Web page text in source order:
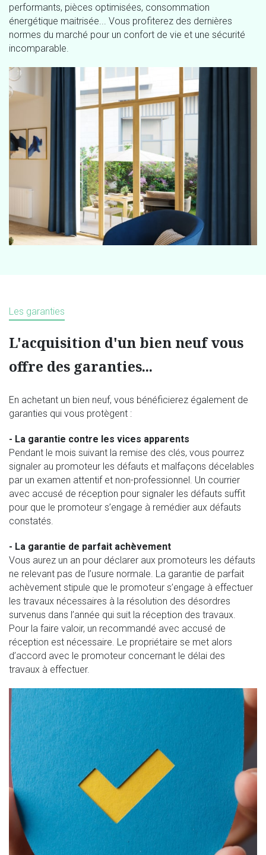
performants, pièces optimisées, consommation
énergétique maitrisée... Vous profiterez des dernières
normes du marché pour un confort de vie et une sécurité
incomparable.
Les garanties
L'acquisition d'un bien neuf vous
offre des garanties...
En achetant un bien neuf, vous bénéficierez également de
garanties qui vous protègent :
- La garantie contre les vices apparents
Pendant le mois suivant la remise des clés, vous pourrez
signaler au promoteur les défauts et malfaçons décelables
par un examen attentif et non-professionnel. Un courrier
avec accusé de réception pour signaler les défauts suffit
pour que le promoteur s’engage à remédier aux défauts
constatés.
- La garantie de parfait achèvement
Vous aurez un an pour déclarer aux promoteurs les défauts
ne relevant pas de l’usure normale. La garantie de parfait
achèvement stipule que le promoteur s’engage à effectuer
les travaux nécessaires à la résolution des désordres
survenus dans l’année qui suit la réception des travaux.
Pour la faire valoir, un recommandé avec accusé de
réception est nécessaire. Le propriétaire se met alors
d’accord avec le promoteur concernant le délai des
travaux à effectuer.